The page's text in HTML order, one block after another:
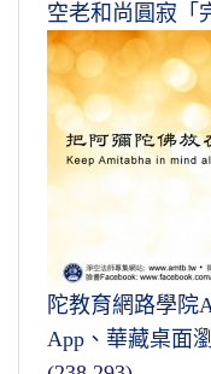
空老和尚圓寂「
陀教育網路學院
App、華藏桌面